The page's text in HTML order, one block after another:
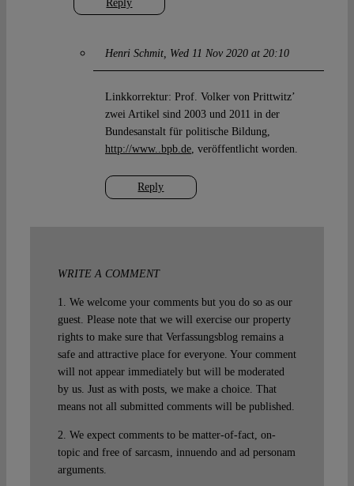
Reply
Henri Schmit Wed 11 Nov 2020 at 20:10
Reply
Linkkorrektur: Prof. Volker von Prittwitz’
zwei Artikel sind 2003 und 2011 in der
Bundesanstalt für politische Bildung,
http://www..bpb.de, veröffentlicht worden.
WRITE A COMMENT
1. We welcome your comments but you do so as our
guest. Please note that we will exercise our property
rights to make sure that Verfassungsblog remains a
safe and attractive place for everyone. Your comment
will not appear immediately but will be moderated
by us. Just as with posts, we make a choice. That
means not all submitted comments will be published.
2. We expect comments to be matter-of-fact, on-
topic and free of sarcasm, innuendo and ad personam
arguments.